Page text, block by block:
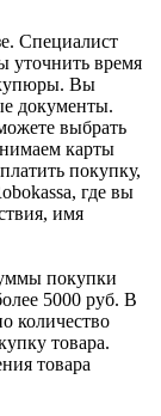
Специалист
уточнить время
купюры. Вы
документы.
выбрать
карты
покупку,
где вы
имя
покупки
5000 руб. В
количество
товара.
товара